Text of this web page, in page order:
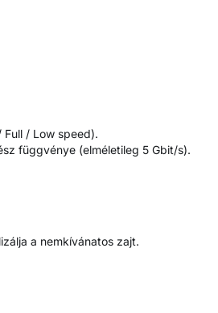
/ Low speed).
függvénye (elméletileg 5 Gbit/s).
a nemkívánatos zajt.